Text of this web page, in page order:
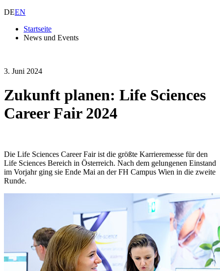
DEEN
Startseite
News und Events
3. Juni 2024
Zukunft planen: Life Sciences
Career Fair 2024
Die Life Sciences Career Fair ist die größte Karrieremesse für den
Life Sciences Bereich in Österreich. Nach dem gelungenen Einstand
im Vorjahr ging sie Ende Mai an der FH Campus Wien in die zweite
Runde.